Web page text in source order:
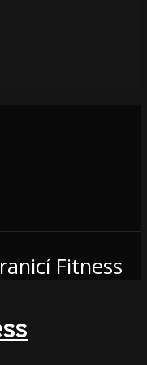
Fitness